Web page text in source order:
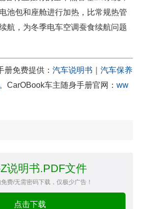
池包和座舱进行加热，比常规热管
航，为冬季电车空调蚕食续航问题
册免费提供： 汽车说明书
汽车保养
。CarOBook车主随身手册官网： ww
说明书.PDF文件
费/无需密码下载，仅极少广告！
点击下载